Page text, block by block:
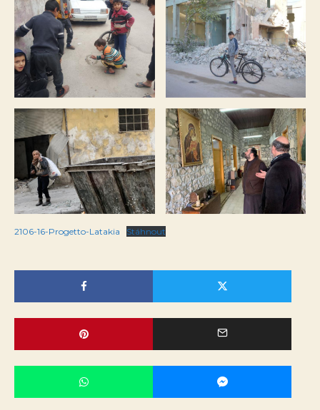
2106-16-Progetto-Latakia Stáhnout